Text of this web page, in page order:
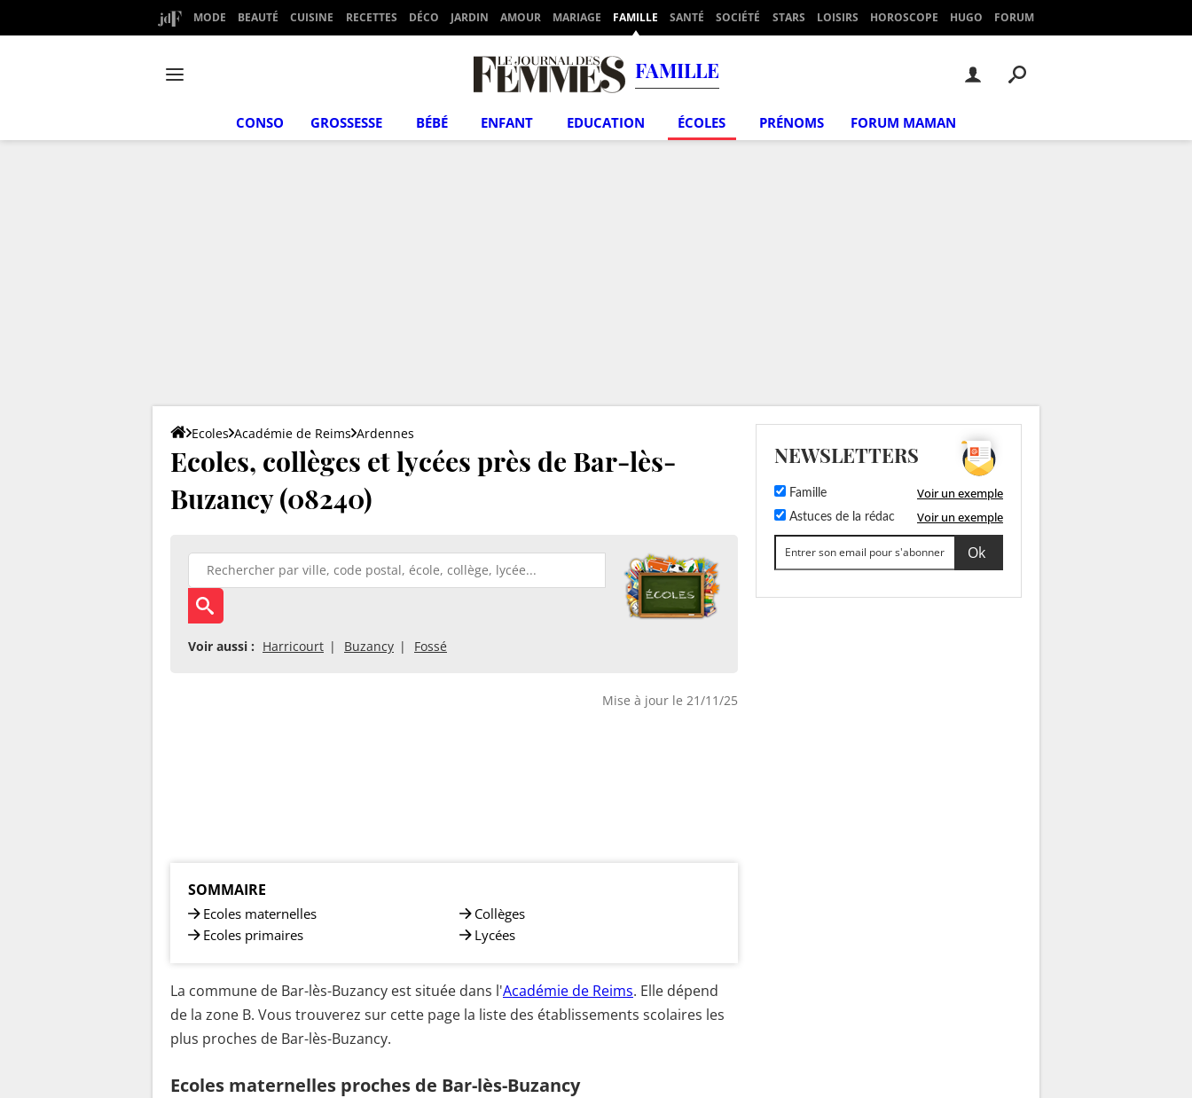
MODE BEAUTÉ CUISINE RECETTES DÉCO JARDIN AMOUR MARIAGE FAMILLE SANTÉ SOCIÉTÉ STARS LOISIRS HOROSCOPE HUGO FORUM
FAMILLE
CONSO GROSSESSE BÉBÉ ENFANT EDUCATION ÉCOLES PRÉNOMS FORUM MAMAN
Ecoles Académie de Reims Ardennes
Ecoles, collèges et lycées près de Bar-lès-
Buzancy (08240)
Voir aussi : Harricourt Buzancy Fossé
Mise à jour le 21/11/25
SOMMAIRE
Ecoles maternelles
Ecoles primaires
Collèges
Lycées
La commune de Bar-lès-Buzancy est située dans l'Académie de Reims. Elle dépend
de la zone B. Vous trouverez sur cette page la liste des établissements scolaires les
plus proches de Bar-lès-Buzancy.
Ecoles maternelles proches de Bar-lès-Buzancy
NEWSLETTERS
Famille Voir un exemple
Astuces de la rédac Voir un exemple